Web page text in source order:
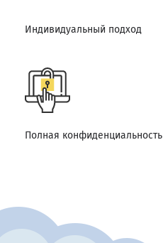
Индивидуальный подход
Полная конфиденциальность